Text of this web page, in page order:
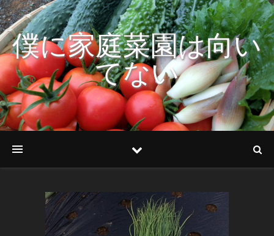
僕に家庭菜園は向い
てない